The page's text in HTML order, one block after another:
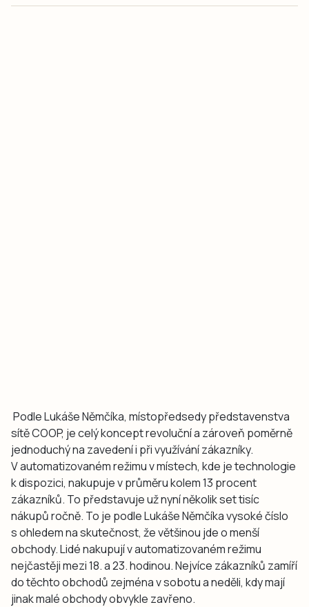
Podle Lukáše Němčíka, místopředsedy představenstva
sítě COOP, je celý koncept revoluční a zároveň poměrně
jednoduchý na zavedení i při využívání zákazníky.
V automatizovaném režimu v místech, kde je technologie
k dispozici, nakupuje v průměru kolem 13 procent
zákazníků. To představuje už nyní několik set tisíc
nákupů ročně. To je podle Lukáše Němčíka vysoké číslo
s ohledem na skutečnost, že většinou jde o menší
obchody. Lidé nakupují v automatizovaném režimu
nejčastěji mezi 18. a 23. hodinou. Nejvíce zákazníků zamíří
do těchto obchodů zejména v sobotu a neděli, kdy mají
jinak malé obchody obvykle zavřeno.